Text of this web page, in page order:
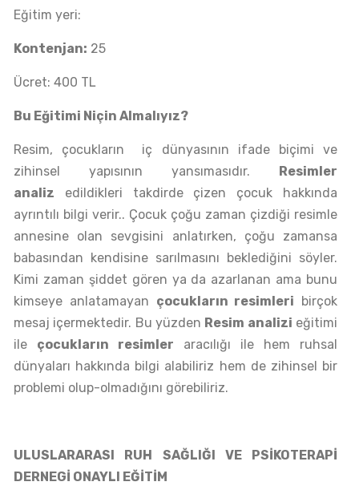
Eğitim yeri:
Kontenjan: 25
Ücret: 400 TL
Bu Eğitimi Niçin Almalıyız?
Resim, çocukların iç dünyasının ifade biçimi ve
zihinsel yapısının yansımasıdır. Resimler
analiz edildikleri takdirde çizen çocuk hakkında
ayrıntılı bilgi verir.. Çocuk çoğu zaman çizdiği resimle
annesine olan sevgisini anlatırken, çoğu zamansa
babasından kendisine sarılmasını beklediğini söyler.
Kimi zaman şiddet gören ya da azarlanan ama bunu
kimseye anlatamayan çocukların resimleri birçok
mesaj içermektedir. Bu yüzden Resim analizi eğitimi
ile çocukların resimler aracılığı ile hem ruhsal
dünyaları hakkında bilgi alabiliriz hem de zihinsel bir
problemi olup-olmadığını görebiliriz.
ULUSLARARASI RUH SAĞLIĞI VE PSİKOTERAPİ
DERNEGİ ONAYLI EĞİTİM